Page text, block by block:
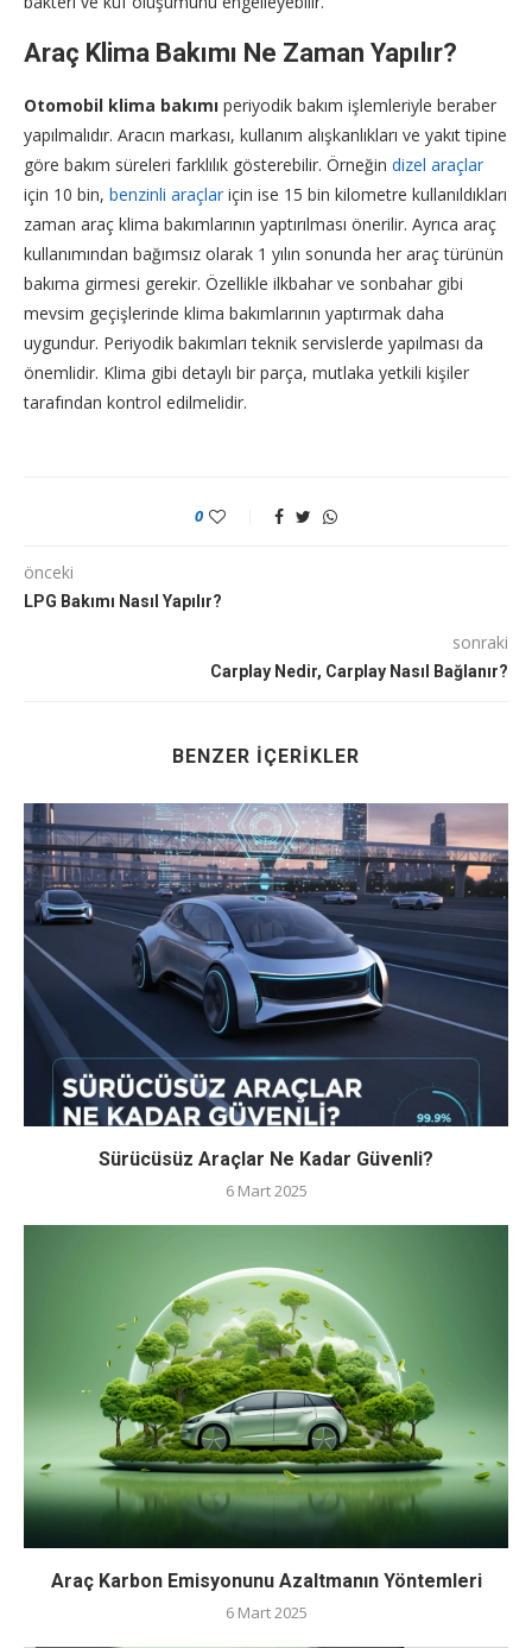
Araç Klima Bakımı Ne Zaman Yapılır?
Otomobil klima bakımı periyodik bakım işlemleriyle beraber
yapılmalıdır. Aracın markası, kullanım alışkanlıkları ve yakıt tipine
göre bakım süreleri farklılık gösterebilir. Örneğin dizel araçlar
için 10 bin, benzinli araçlar için ise 15 bin kilometre kullanıldıkları
zaman araç klima bakımlarının yaptırılması önerilir. Ayrıca araç
kullanımından bağımsız olarak 1 yılın sonunda her araç türünün
bakıma girmesi gerekir. Özellikle ilkbahar ve sonbahar gibi
mevsim geçişlerinde klima bakımlarının yaptırmak daha
uygundur. Periyodik bakımları teknik servislerde yapılması da
önemlidir. Klima gibi detaylı bir parça, mutlaka yetkili kişiler
tarafından kontrol edilmelidir.
0
önceki
LPG Bakımı Nasıl Yapılır?
sonraki
Carplay Nedir, Carplay Nasıl Bağlanır?
BENZER İÇERIKLER
Sürücüsüz Araçlar Ne Kadar Güvenli?
6 Mart 2025
Araç Karbon Emisyonunu Azaltmanın Yöntemleri
6 Mart 2025